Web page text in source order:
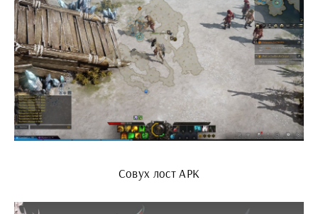
Совух лост АРК